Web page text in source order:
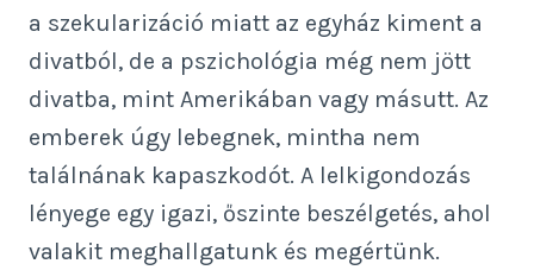
a szekularizáció miatt az egyház kiment a
divatból, de a pszichológia még nem jött
divatba, mint Amerikában vagy másutt. Az
emberek úgy lebegnek, mintha nem
találnának kapaszkodót. A lelkigondozás
lényege egy igazi, őszinte beszélgetés, ahol
valakit meghallgatunk és megértünk.